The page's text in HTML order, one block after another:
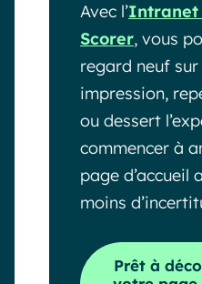
Avec l’Intranet
Scorer, vous
regard neuf
impression,
ou dessert
commencer à
page d’accueil
moins
Prêt à